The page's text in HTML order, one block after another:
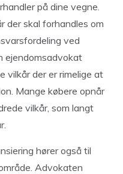
på dine vegne.
der skal forhandles om
ved
ejendomsadvokat
vilkår der er rimelige at
Mange købere opnår
vilkår, som langt
hører også til
Advokaten